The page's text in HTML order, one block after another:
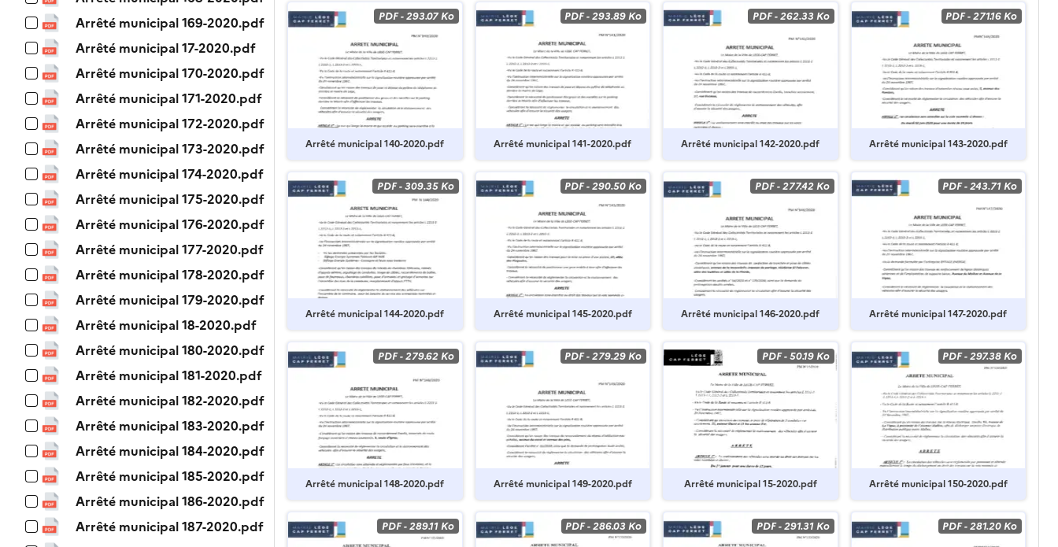
Arrêté municipal 169-2020.pdf
Arrêté municipal 17-2020.pdf
Arrêté municipal 170-2020.pdf
Arrêté municipal 171-2020.pdf
Arrêté municipal 172-2020.pdf
Arrêté municipal 173-2020.pdf
Arrêté municipal 174-2020.pdf
Arrêté municipal 175-2020.pdf
Arrêté municipal 176-2020.pdf
Arrêté municipal 177-2020.pdf
Arrêté municipal 178-2020.pdf
Arrêté municipal 179-2020.pdf
Arrêté municipal 18-2020.pdf
Arrêté municipal 180-2020.pdf
Arrêté municipal 181-2020.pdf
Arrêté municipal 182-2020.pdf
Arrêté municipal 183-2020.pdf
Arrêté municipal 184-2020.pdf
Arrêté municipal 185-2020.pdf
Arrêté municipal 186-2020.pdf
Arrêté municipal 187-2020.pdf
PDF-293.07 Ko
Arrêté municipal 140-2020.pdf
PDF-293.89 Ko
Arrêté municipal 141-2020.pdf
PDF-262.33 Ko
Arrêté municipal 142-2020.pdf
PDF-271.16 Ko
Arrêté municipal 143-2020.pdf
PDF-309.35 Ko
Arrêté municipal 144-2020.pdf
PDF-290.50 Ko
Arrêté municipal 145-2020.pdf
PDF-277.42 Ko
Arrêté municipal 146-2020.pdf
PDF-243.71 Ko
Arrêté municipal 147-2020.pdf
PDF-279.62 Ko
Arrêté municipal 148-2020.pdf
PDF-279.29 Ko
Arrêté municipal 149-2020.pdf
PDF-50.19 Ko
Arrêté municipal 15-2020.pdf
PDF-297.38 Ko
Arrêté municipal 150-2020.pdf
PDF-289.11 Ko PDF-286.03 Ko PDF-291.31 Ko PDF-281.20 Ko